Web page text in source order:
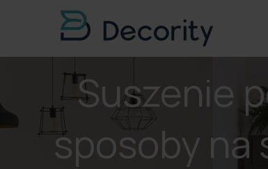
Suszenie
sposoby na